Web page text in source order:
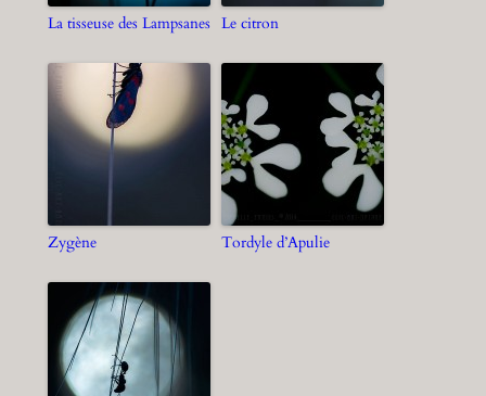
La tisseuse des Lampsanes Le citron
Zygène Tordyle d’Apulie